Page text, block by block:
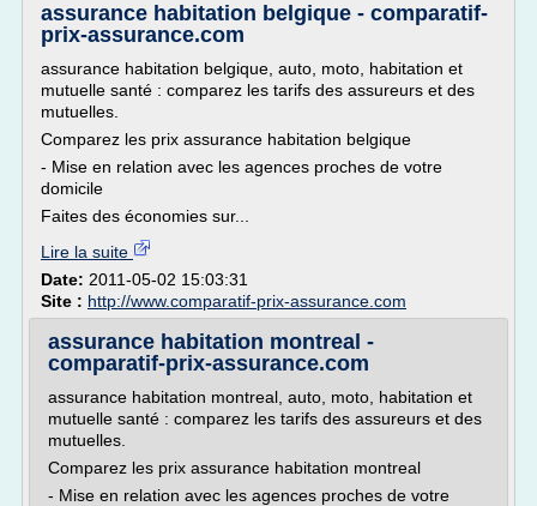
assurance habitation belgique - comparatif-
prix-assurance.com
assurance habitation belgique, auto, moto, habitation et
mutuelle santé : comparez les tarifs des assureurs et des
mutuelles.
Comparez les prix assurance habitation belgique
- Mise en relation avec les agences proches de votre
domicile
Faites des économies sur...
Lire la suite
Date: 2011-05-02 15:03:31
Site : http://www.comparatif-prix-assurance.com
assurance habitation montreal -
comparatif-prix-assurance.com
assurance habitation montreal, auto, moto, habitation et
mutuelle santé : comparez les tarifs des assureurs et des
mutuelles.
Comparez les prix assurance habitation montreal
- Mise en relation avec les agences proches de votre